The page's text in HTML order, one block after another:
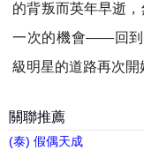
的背叛而英年早逝
一次的機會——回到
級明星的道路再次開
關聯推薦
(泰) 假偶天成